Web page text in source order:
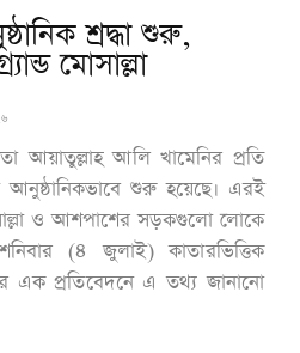
শ্রদ্ধা শুরু,
মোসাল্লা
আয়াতুল্লাহ আলি খামেনির প্রতি
আনুষ্ঠানিকভাবে শুরু হয়েছে। এরই
ও আশপাশের সড়কগুলো লোকে
(৪ জুলাই) কাতারভিত্তিক
এক প্রতিবেদনে এ তথ্য জানানো